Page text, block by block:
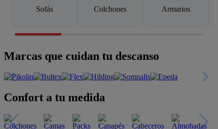
Sofás Colchones Armarios
Marcas que cuidan tu descanso
Confort a tu medida